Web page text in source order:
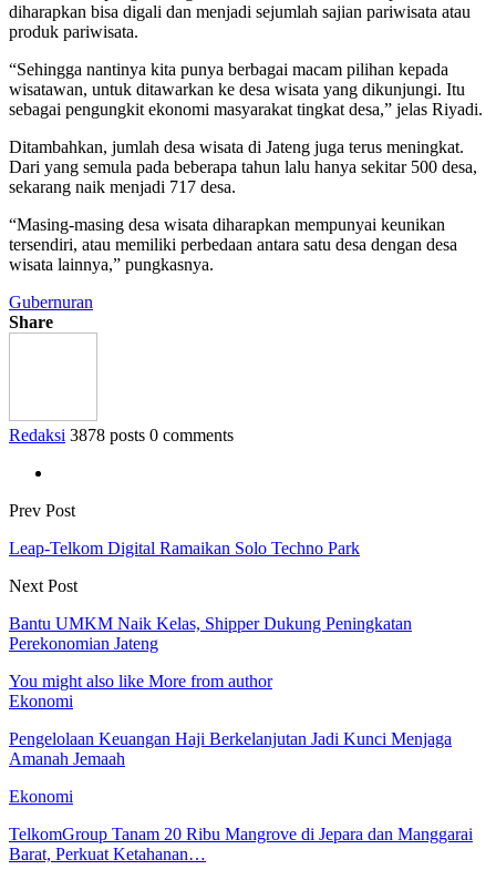
diharapkan bisa digali dan menjadi sejumlah sajian pariwisata atau
produk pariwisata.
“Sehingga nantinya kita punya berbagai macam pilihan kepada
wisatawan, untuk ditawarkan ke desa wisata yang dikunjungi. Itu
sebagai pengungkit ekonomi masyarakat tingkat desa,” jelas Riyadi.
Ditambahkan, jumlah desa wisata di Jateng juga terus meningkat.
Dari yang semula pada beberapa tahun lalu hanya sekitar 500 desa,
sekarang naik menjadi 717 desa.
“Masing-masing desa wisata diharapkan mempunyai keunikan
tersendiri, atau memiliki perbedaan antara satu desa dengan desa
wisata lainnya,” pungkasnya.
Gubernuran
Share
Redaksi 3878 posts 0 comments
Prev Post
Leap-Telkom Digital Ramaikan Solo Techno Park
Next Post
Bantu UMKM Naik Kelas, Shipper Dukung Peningkatan
Perekonomian Jateng
You might also like More from author
Ekonomi
Pengelolaan Keuangan Haji Berkelanjutan Jadi Kunci Menjaga
Amanah Jemaah
Ekonomi
TelkomGroup Tanam 20 Ribu Mangrove di Jepara dan Manggarai
Barat, Perkuat Ketahanan…